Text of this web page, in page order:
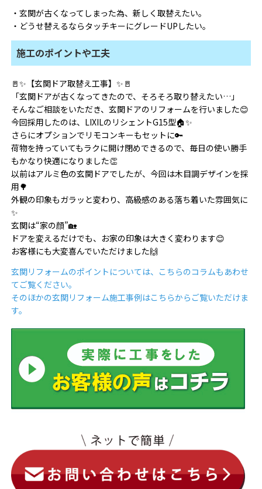
・玄関が古くなってしまった為、新しく取替えたい。
・どうせ替えるならタッチキーにグレードUPしたい。
施工のポイントや工夫
🚪✨【玄関ドア取替え工事】✨🚪
「玄関ドアが古くなってきたので、そろそろ取り替えたい…」
そんなご相談をいただき、玄関ドアのリフォームを行いました😊
今回採用したのは、LIXILのリシェントG15型🏠✨
さらにオプションでリモコンキーもセットに🔑
荷物を持っていてもラクに開け閉めできるので、毎日の使い勝手
もかなり快適になりました👏
以前はアルミ色の玄関ドアでしたが、今回は木目調デザインを採
用🌳
外観の印象もガラッと変わり、高級感のある落ち着いた雰囲気に
✨
玄関は“家の顔”🏡
ドアを変えるだけでも、お家の印象は大きく変わります😊
お客様にも大変喜んでいただけました🙌
玄関リフォームのポイントについては、こちらのコラムもあわせ
てご覧ください。
そのほかの玄関リフォーム施工事例はこちらからご覧いただけま
す。